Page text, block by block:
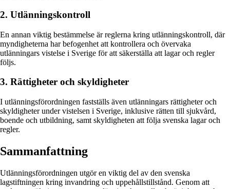
2. Utlänningskontroll
En annan viktig bestämmelse är reglerna kring utlänningskontroll, där
myndigheterna har befogenhet att kontrollera och övervaka
utlänningars vistelse i Sverige för att säkerställa att lagar och regler
följs.
3. Rättigheter och skyldigheter
I utlänningsförordningen fastställs även utlänningars rättigheter och
skyldigheter under vistelsen i Sverige, inklusive rätten till sjukvård,
boende och utbildning, samt skyldigheten att följa svenska lagar och
regler.
Sammanfattning
Utlänningsförordningen utgör en viktig del av den svenska
lagstiftningen kring invandring och uppehållstillstånd. Genom att